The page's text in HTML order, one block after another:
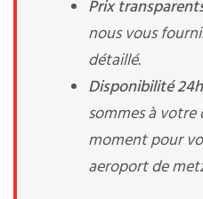
Prix
nous vous
détaillé.
Disponibilité
sommes à
moment pour
aeroport de